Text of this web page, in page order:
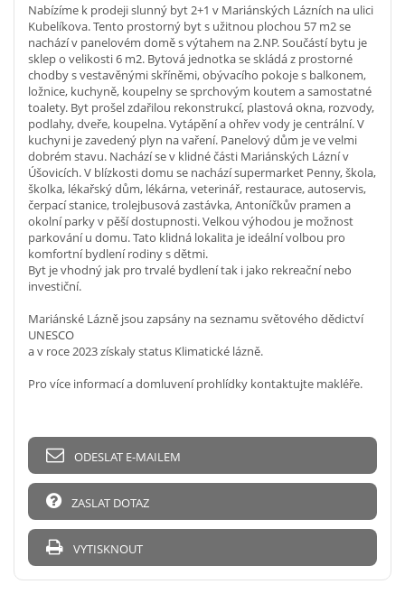
Nabízíme k prodeji slunný byt 2+1 v Mariánských Lázních na ulici
Kubelíkova. Tento prostorný byt s užitnou plochou 57 m2 se
nachází v panelovém domě s výtahem na 2.NP. Součástí bytu je
sklep o velikosti 6 m2. Bytová jednotka se skládá z prostorné
chodby s vestavěnými skříněmi, obývacího pokoje s balkonem,
ložnice, kuchyně, koupelny se sprchovým koutem a samostatné
toalety. Byt prošel zdařilou rekonstrukcí, plastová okna, rozvody,
podlahy, dveře, koupelna. Vytápění a ohřev vody je centrální. V
kuchyni je zavedený plyn na vaření. Panelový dům je ve velmi
dobrém stavu. Nachází se v klidné části Mariánských Lázní v
Úšovicích. V blízkosti domu se nachází supermarket Penny, škola,
školka, lékařský dům, lékárna, veterinář, restaurace, autoservis,
čerpací stanice, trolejbusová zastávka, Antoníčkův pramen a
okolní parky v pěší dostupnosti. Velkou výhodou je možnost
parkování u domu. Tato klidná lokalita je ideální volbou pro
komfortní bydlení rodiny s dětmi.
Byt je vhodný jak pro trvalé bydlení tak i jako rekreační nebo
investiční.
Mariánské Lázně jsou zapsány na seznamu světového dědictví
UNESCO
a v roce 2023 získaly status Klimatické lázně.
Pro více informací a domluvení prohlídky kontaktujte makléře.
ODESLAT E-MAILEM
ZASLAT DOTAZ
VYTISKNOUT